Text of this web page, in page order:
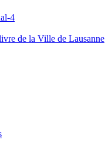
4
de la Ville de Lausanne